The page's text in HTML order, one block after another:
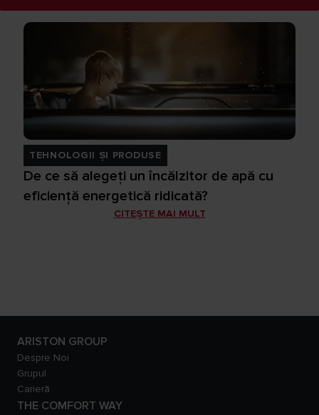
TEHNOLOGII ȘI PRODUSE
De ce să alegeți un încălzitor de apă cu
eficiență energetică ridicată?
CITEȘTE MAI MULT
ARISTON GROUP
Despre Noi
Grupul
Carieră
THE COMFORT WAY